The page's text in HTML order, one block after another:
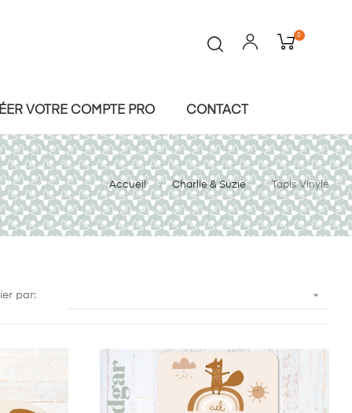
0
VOTRE COMPTE PRO CONTACT
Accueil Charlie & Suzie Tapis Vinyle
par: 